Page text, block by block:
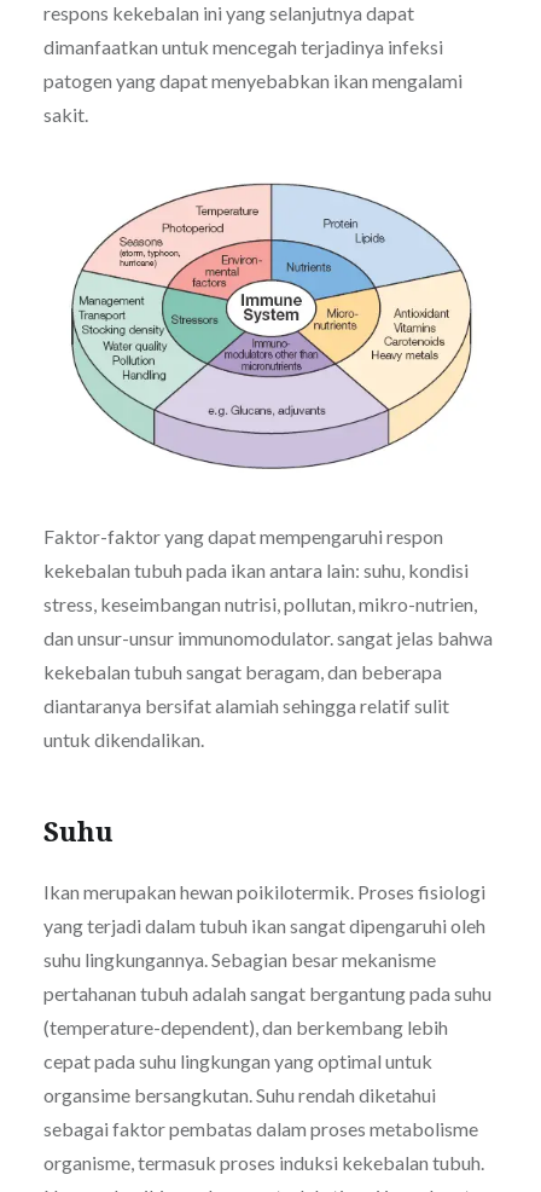
respons kekebalan ini yang selanjutnya dapat
dimanfaatkan untuk mencegah terjadinya infeksi
patogen yang dapat menyebabkan ikan mengalami
sakit.
Faktor-faktor yang dapat mempengaruhi respon
kekebalan tubuh pada ikan antara lain: suhu, kondisi
stress, keseimbangan nutrisi, pollutan, mikro-nutrien,
dan unsur-unsur immunomodulator. sangat jelas bahwa
kekebalan tubuh sangat beragam, dan beberapa
diantaranya bersifat alamiah sehingga relatif sulit
untuk dikendalikan.
Suhu
Ikan merupakan hewan poikilotermik. Proses fisiologi
yang terjadi dalam tubuh ikan sangat dipengaruhi oleh
suhu lingkungannya. Sebagian besar mekanisme
pertahanan tubuh adalah sangat bergantung pada suhu
(temperature-dependent), dan berkembang lebih
cepat pada suhu lingkungan yang optimal untuk
organsime bersangkutan. Suhu rendah diketahui
sebagai faktor pembatas dalam proses metabolisme
organisme, termasuk proses induksi kekebalan tubuh.